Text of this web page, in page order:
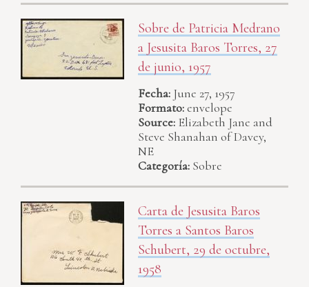
Sobre de Patricia Medrano
a Jesusita Baros Torres, 27
de junio, 1957
Fecha: June 27, 1957
Formato:envelope
Source: Elizabeth Jane and
Steve Shanahan of Davey,
NE
Categoría: Sobre
Carta de Jesusita Baros
Torres a Santos Baros
Schubert, 29 de octubre,
1958